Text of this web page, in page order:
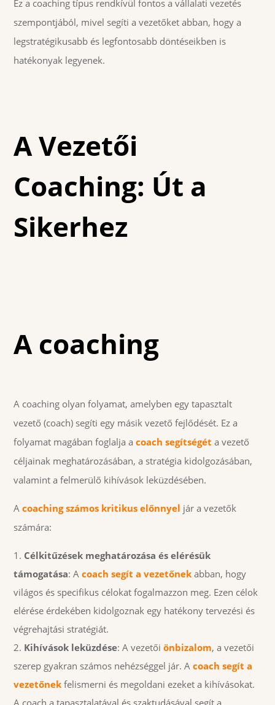
Ez a coaching típus rendkívül fontos a vállalati vezetés
szempontjából, mivel segíti a vezetőket abban, hogy a
legstratégikusabb és legfontosabb döntéseikben is
hatékonyak legyenek.
A Vezetői
Coaching: Út a
Sikerhez
A coaching
A coaching olyan folyamat, amelyben egy tapasztalt
vezető (coach) segíti egy másik vezető fejlődését. Ez a
folyamat magában foglalja acoach segítségét a vezető
céljainak meghatározásában, a stratégia kidolgozásában,
valamint a felmerülő kihívások leküzdésében.
Acoaching számos kritikus előnnyel jár a vezetők
számára:
Célkitűzések meghatározása és elérésük
támogatása: Acoach segít a vezetőnek abban, hogy
világos és specifikus célokat fogalmazzon meg. Ezen célok
elérése érdekében kidolgoznak egy hatékony tervezési és
végrehajtási stratégiát.
Kihívások leküzdése: A vezetőiönbizalom, a vezetői
szerep gyakran számos nehézséggel jár. Acoach segít a
vezetőnek felismerni és megoldani ezeket a kihívásokat.
A coach a tapasztalatával és szaktudásával segít a